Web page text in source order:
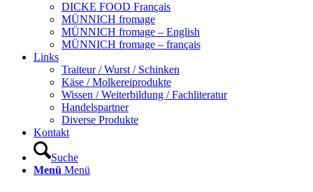
DICKE FOOD Français
MÜNNICH fromage
MÜNNICH fromage – English
MÜNNICH fromage – français
Links
Traiteur / Wurst / Schinken
Käse / Molkereiprodukte
Wissen / Weiterbildung / Fachliteratur
Handelspartner
Diverse Produkte
Kontakt
Suche
Menü Menü